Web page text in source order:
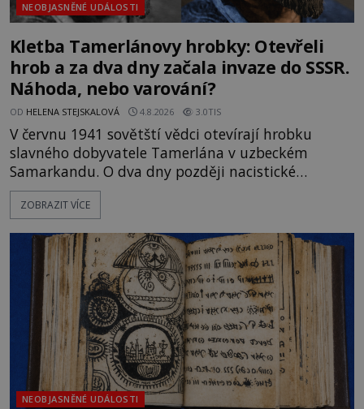
NEOBJASNĚNÉ UDÁLOSTI
Kletba Tamerlánovy hrobky: Otevřeli
hrob a za dva dny začala invaze do SSSR.
Náhoda, nebo varování?
OD HELENA STEJSKALOVÁ 4.8.2026 3.0TIS
V červnu 1941 sovětští vědci otevírají hrobku
slavného dobyvatele Tamerlána v uzbeckém
Samarkandu. O dva dny později nacistické
Německo zahajuje operaci Barbarossa a napadá
Sovětský svaz. Shoda dat je natolik zarážející, že se
na legendě něco pravdy, nebo jde jen o fascinující
souhru okolností? Když antropolog Michail
Gerasimov (1907-1970) a
ZOBRAZIT VÍCE
NEOBJASNĚNÉ UDÁLOSTI